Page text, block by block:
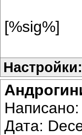
[%sig%]
Настройки:
Написано:
Дата: